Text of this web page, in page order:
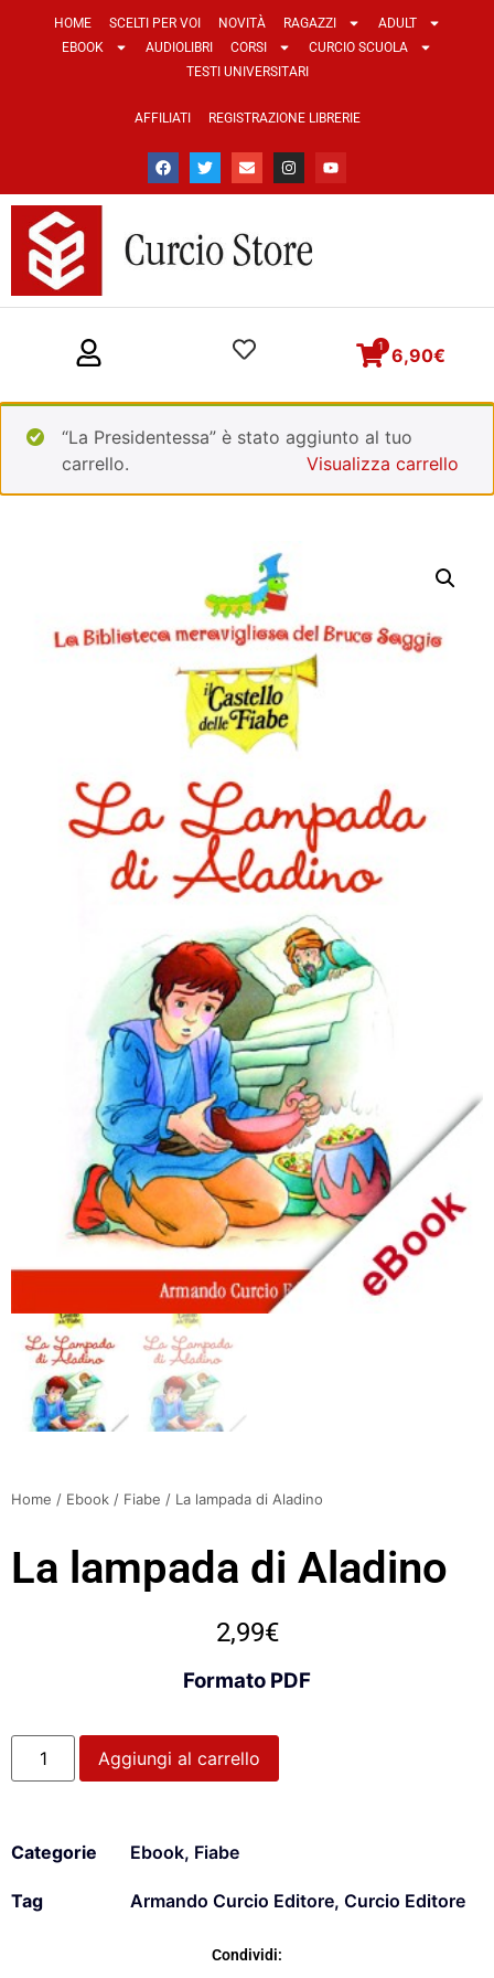
HOME SCELTI PER VOI NOVITÀ RAGAZZI
ADULT
EBOOK
AUDIOLIBRI CORSI
CURCIO SCUOLA
TESTI UNIVERSITARI
AFFILIATI REGISTRAZIONE LIBRERIE
6,90€
1
“La Presidentessa” è stato aggiunto al tuo
carrello.
Visualizza carrello
Home / Ebook / Fiabe / La lampada di Aladino
La lampada di Aladino
2,99€
Formato PDF
Aggiungi al carrello
Categorie Ebook, Fiabe
Tag Armando Curcio Editore, Curcio Editore
Condividi: